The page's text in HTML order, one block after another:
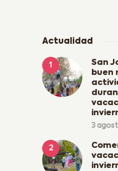
Actualidad
San
buen
3